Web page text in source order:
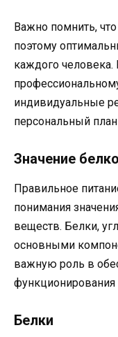
Важно помнить,
поэтому
каждого человека.
индивидуальные
персональный план
Значение
Правильное
понимания
веществ. Белки,
основными
важную роль в
функционирования
Белки